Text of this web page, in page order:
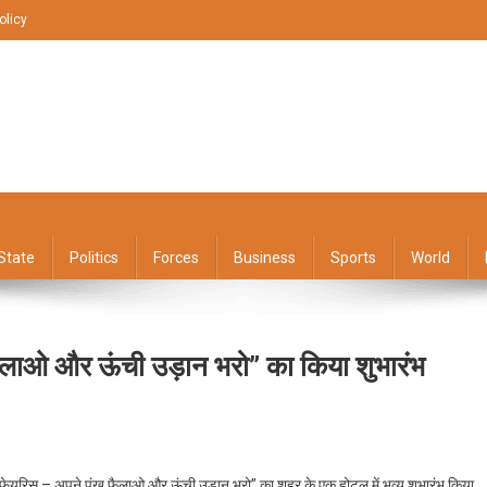
Politics Forces Business Sports World
और ऊंची उड़ान भरो” का किया शुभारंभ
On